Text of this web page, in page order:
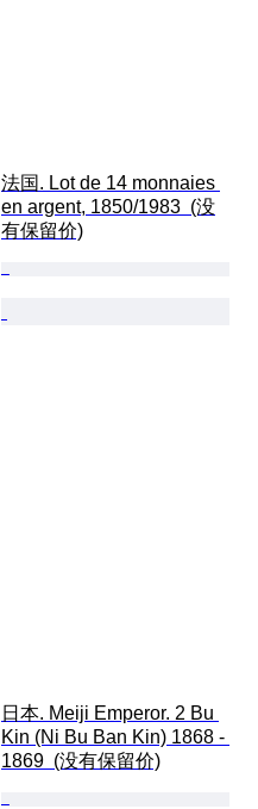
法国. Lot de 14 monnaies
en argent, 1850/1983  (没
有保留价)
日本. Meiji Emperor. 2 Bu
Kin (Ni Bu Ban Kin) 1868 -
1869  (没有保留价)